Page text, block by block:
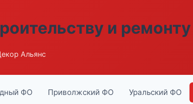
и ремонту
Альянс
ФО Приволжский ФО Уральский ФО